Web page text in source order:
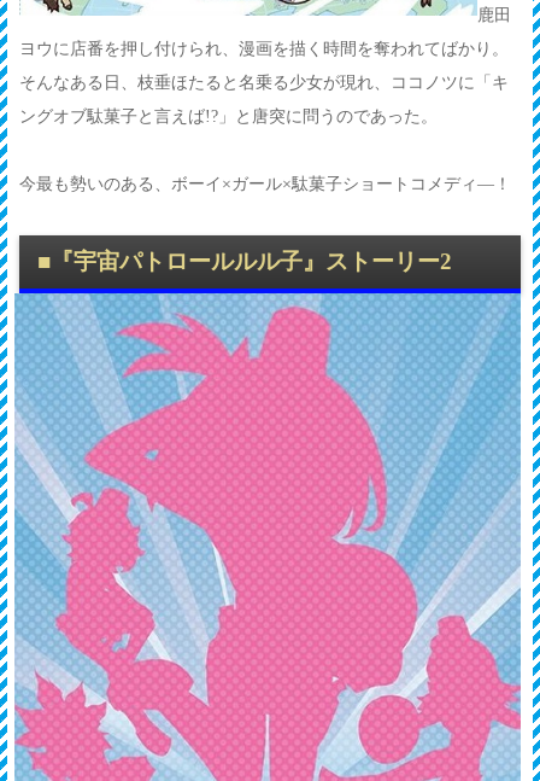
鹿田
ヨウに店番を押し付けられ、漫画を描く時間を奪われてばかり。
そんなある日、枝垂ほたると名乗る少女が現れ、ココノツに「キ
ングオブ駄菓子と言えば!?」と唐突に問うのであった。
今最も勢いのある、ボーイ×ガール×駄菓子ショートコメディ―！
■ 『宇宙パトロールルル子』ストーリー2